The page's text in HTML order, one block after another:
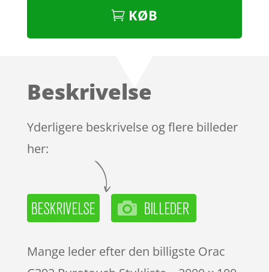
KØB
Beskrivelse
Yderligere beskrivelse og flere billeder
her:
Mange leder efter den billigste Orac